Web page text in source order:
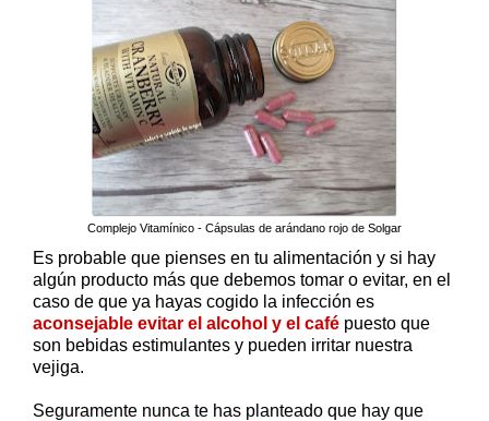
Complejo Vitamínico - Cápsulas de arándano rojo de Solgar
Es probable que pienses en tu alimentación y si hay
algún producto más que debemos tomar o evitar, en el
caso de que ya hayas cogido la infección es
aconsejable evitar el alcohol y el café puesto que
son bebidas estimulantes y pueden irritar nuestra
vejiga.
Seguramente nunca te has planteado que hay que